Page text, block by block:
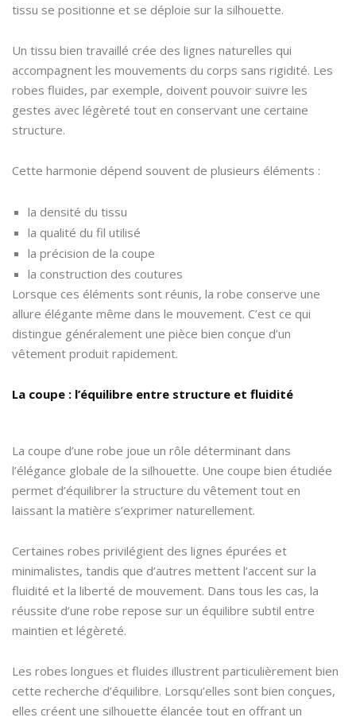
tissu se positionne et se déploie sur la silhouette.
Un tissu bien travaillé crée des lignes naturelles qui
accompagnent les mouvements du corps sans rigidité. Les
robes fluides, par exemple, doivent pouvoir suivre les
gestes avec légèreté tout en conservant une certaine
structure.
Cette harmonie dépend souvent de plusieurs éléments :
la densité du tissu
la qualité du fil utilisé
la précision de la coupe
la construction des coutures
Lorsque ces éléments sont réunis, la robe conserve une
allure élégante même dans le mouvement. C’est ce qui
distingue généralement une pièce bien conçue d’un
vêtement produit rapidement.
La coupe : l’équilibre entre structure et fluidité
La coupe d’une robe joue un rôle déterminant dans
l’élégance globale de la silhouette. Une coupe bien étudiée
permet d’équilibrer la structure du vêtement tout en
laissant la matière s’exprimer naturellement.
Certaines robes privilégient des lignes épurées et
minimalistes, tandis que d’autres mettent l’accent sur la
fluidité et la liberté de mouvement. Dans tous les cas, la
réussite d’une robe repose sur un équilibre subtil entre
maintien et légèreté.
Les robes longues et fluides illustrent particulièrement bien
cette recherche d’équilibre. Lorsqu’elles sont bien conçues,
elles créent une silhouette élancée tout en offrant un